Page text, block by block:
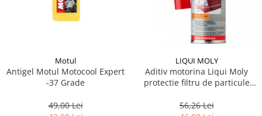
Motul
Antigel Motul Motocool Expert
-37 Grade
49,00 Lei
LIQUI MOLY
Aditiv motorina Liqui Moly
protectie filtru de particule
56,26 Lei